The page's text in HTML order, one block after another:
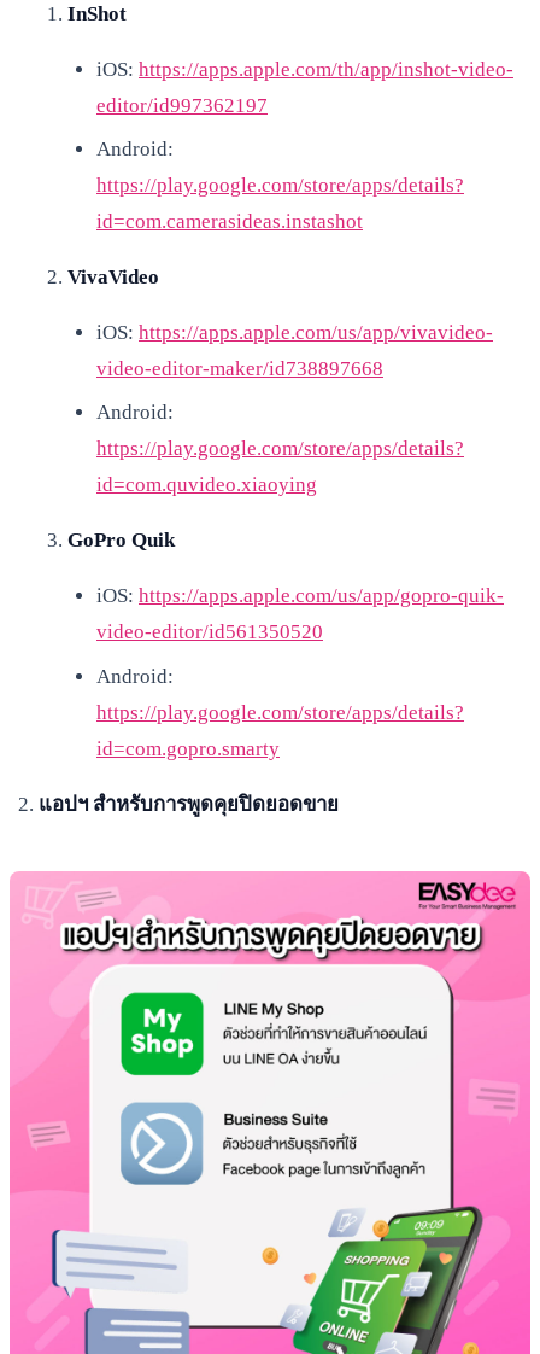
InShot
iOS: https://apps.apple.com/th/app/inshot-video-
editor/id997362197
Android:
https://play.google.com/store/apps/details?
id=com.camerasideas.instashot
VivaVideo
iOS: https://apps.apple.com/us/app/vivavideo-
video-editor-maker/id738897668
Android:
https://play.google.com/store/apps/details?
id=com.quvideo.xiaoying
GoPro Quik
iOS: https://apps.apple.com/us/app/gopro-quik-
video-editor/id561350520
Android:
https://play.google.com/store/apps/details?
id=com.gopro.smarty
แอปฯ สำหรับการพูดคุยปิดยอดขาย